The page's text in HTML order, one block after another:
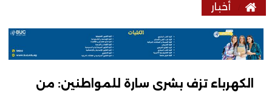
أخبار
الكهرباء تزف بشرى سارة للمواطنين: من